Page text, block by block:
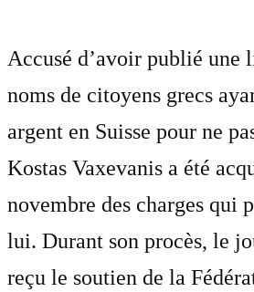
Accusé d’avoir publié une
noms de citoyens grecs
argent en Suisse pour ne
Kostas Vaxevanis a été
novembre des charges qui
lui. Durant son procès, le
reçu le soutien de la